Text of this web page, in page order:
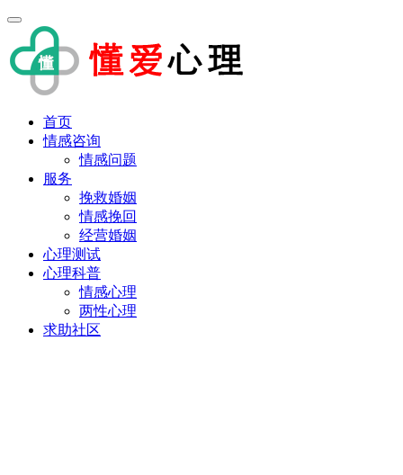
首页
情感咨询
情感问题
服务
挽救婚姻
情感挽回
经营婚姻
心理测试
心理科普
情感心理
两性心理
求助社区